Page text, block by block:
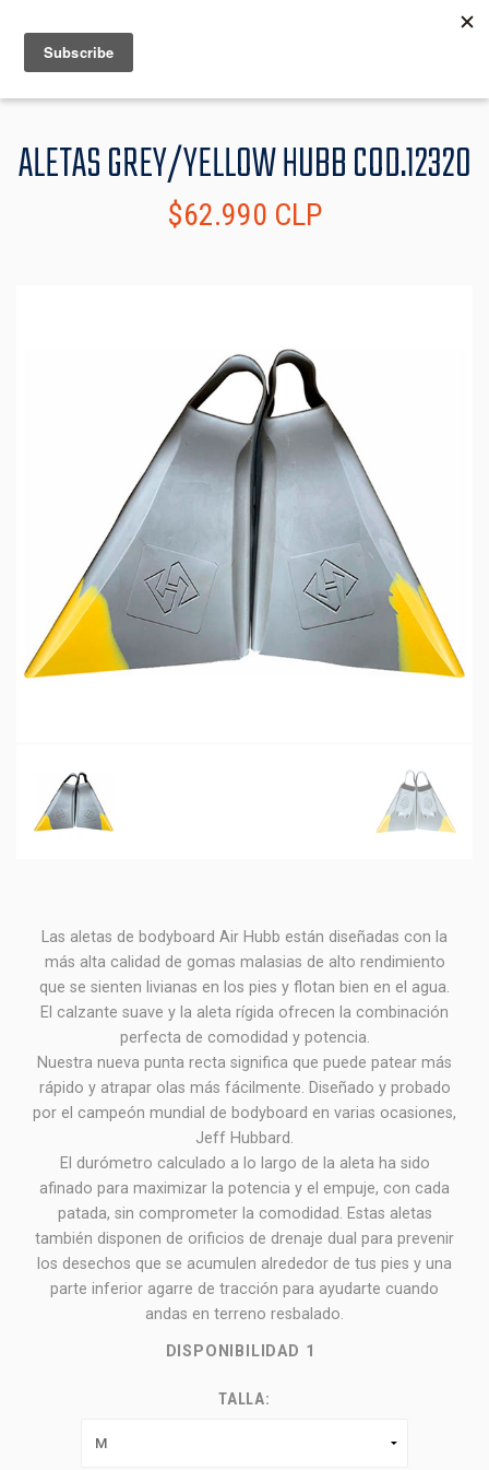
MENU
ALETAS GREY/YELLOW HUBB COD.12320
$62.990 CLP
Las aletas de bodyboard Air Hubb están diseñadas con la
más alta calidad de gomas malasias de alto rendimiento
que se sienten livianas en los pies y flotan bien en el agua.
El calzante suave y la aleta rígida ofrecen la combinación
perfecta de comodidad y potencia.
Nuestra nueva punta recta significa que puede patear más
rápido y atrapar olas más fácilmente. Diseñado y probado
por el campeón mundial de bodyboard en varias ocasiones,
Jeff Hubbard.
El durómetro calculado a lo largo de la aleta ha sido
afinado para maximizar la potencia y el empuje, con cada
patada, sin comprometer la comodidad. Estas aletas
también disponen de orificios de drenaje dual para prevenir
los desechos que se acumulen alrededor de tus pies y una
parte inferior agarre de tracción para ayudarte cuando
andas en terreno resbalado.
DISPONIBILIDAD 1
TALLA: